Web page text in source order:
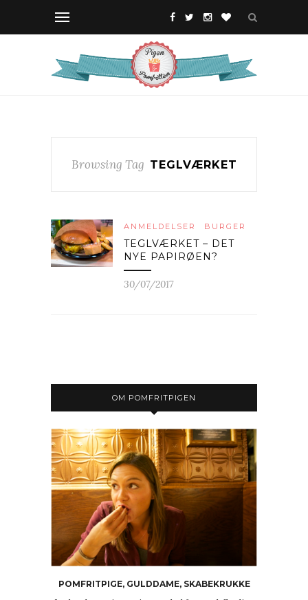
Browsing Tag TEGLVÆRKET
ANMELDELSER BURGER
TEGLVÆRKET – DET
NYE PAPIRØEN?
30/07/2017
OM POMFRITPIGEN
POMFRITPIGE, GULDDAME, SKABEKRUKKE